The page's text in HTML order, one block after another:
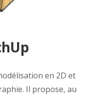
en 2D et
Il propose, au